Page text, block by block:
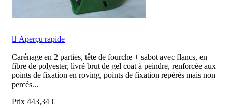
 Aperçu rapide
Carénage en 2 parties, tête de fourche + sabot avec flancs, en
fibre de polyester, livré brut de gel coat à peindre, renforcée aux
points de fixation en roving, points de fixation repérés mais non
percés...
Prix 443,34 €